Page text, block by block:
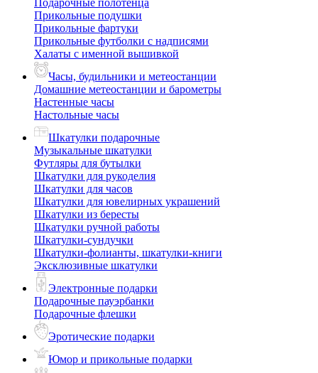
Подарочные полотенца
Прикольные подушки
Прикольные фартуки
Прикольные футболки с надписями
Халаты с именной вышивкой
Часы, будильники и метеостанции
Домашние метеостанции и барометры
Настенные часы
Настольные часы
Шкатулки подарочные
Музыкальные шкатулки
Футляры для бутылки
Шкатулки для рукоделия
Шкатулки для часов
Шкатулки для ювелирных украшений
Шкатулки из бересты
Шкатулки ручной работы
Шкатулки-сундучки
Шкатулки-фолианты, шкатулки-книги
Эксклюзивные шкатулки
Электронные подарки
Подарочные пауэрбанки
Подарочные флешки
Эротические подарки
Юмор и прикольные подарки